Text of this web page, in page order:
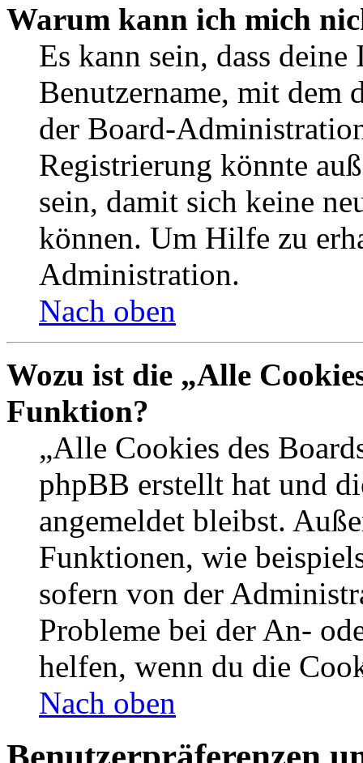
Warum kann ich mich
Es kann sein, dass
Benutzername, mit dem
der Board-
Registrierung könnte
sein, damit sich keine
können. Um Hilfe zu
Administration.
Nach oben
Wozu ist die „Alle
Funktion?
„Alle Cookies des
phpBB erstellt hat und
angemeldet bleibst.
Funktionen, wie
sofern von der
Probleme bei der An-
helfen, wenn du die
Nach oben